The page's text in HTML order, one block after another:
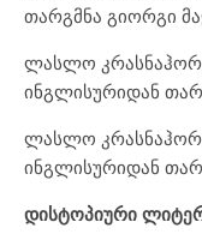
თარგმნა გიორგი
ლასლო
ინგლისურიდან
ლასლო
ინგლისურიდან
დისტოპიური